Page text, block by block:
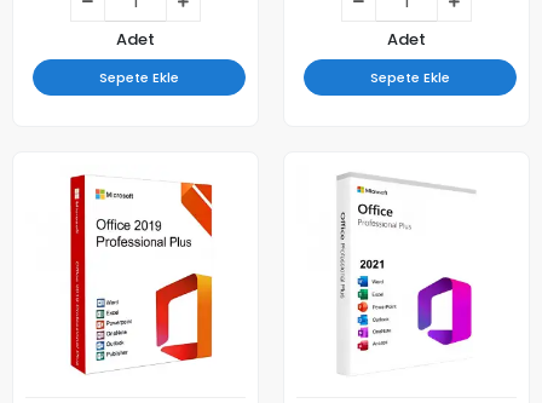
Adet
Sepete Ekle
Adet
Sepete Ekle